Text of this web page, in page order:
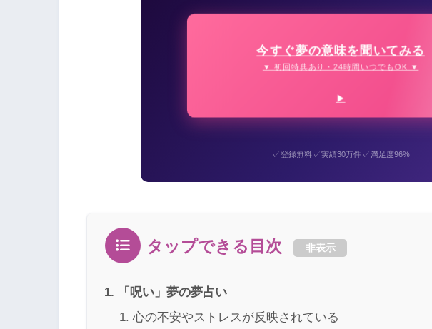
今すぐ夢の意味を聞いてみる
▼ 初回特典あり・24時間いつでもOK ▼
✓登録無料✓実績30万件✓満足度96%
タップできる目次 非表示
「呪い」夢の夢占い
心の不安やストレスが反映されている